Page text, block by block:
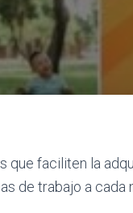
que faciliten la
de trabajo a cada